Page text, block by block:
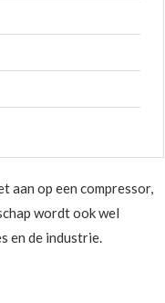
aan op een compressor,
wordt ook wel
en de industrie.